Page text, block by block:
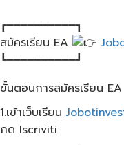
┏━━━━━━━━━━┓
สมัครเรียน EA
┗━━━━━━━━━━┛
ขั้นตอนการสมัครเรียน EA
1.เข้าเว็บเรียน
กด Iscriviti